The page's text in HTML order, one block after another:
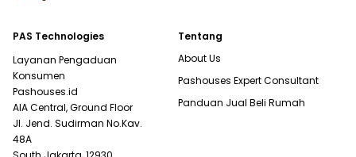
PAS Technologies
Layanan Pengaduan
Konsumen
Pashouses.id
AIA Central, Ground Floor
Jl. Jend. Sudirman No.Kav.
48A
Tentang
About Us
Pashouses Expert Consultant
Panduan Jual Beli Rumah